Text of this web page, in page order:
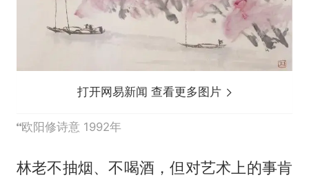
打开网易新闻 查看更多图片
欧阳修诗意 1992年
林老不抽烟、不喝酒，但对艺术上的事肯